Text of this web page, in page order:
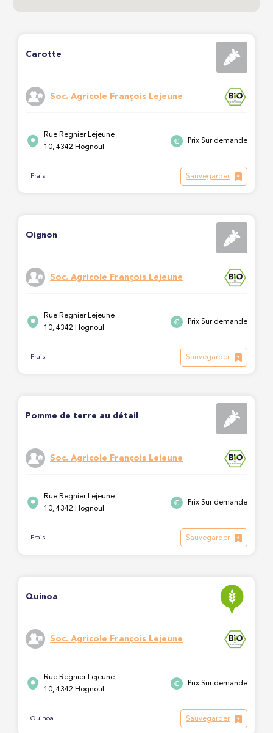
Carotte
Soc. Agricole François Lejeune
Rue Regnier Lejeune
10, 4342 Hognoul
Prix Sur demande
Frais Sauvegarder
Oignon
Soc. Agricole François Lejeune
Rue Regnier Lejeune
10, 4342 Hognoul
Prix Sur demande
Frais Sauvegarder
Pomme de terre au détail
Soc. Agricole François Lejeune
Rue Regnier Lejeune
10, 4342 Hognoul
Prix Sur demande
Frais Sauvegarder
Quinoa
Soc. Agricole François Lejeune
Rue Regnier Lejeune
10, 4342 Hognoul
Prix Sur demande
Quinoa Sauvegarder